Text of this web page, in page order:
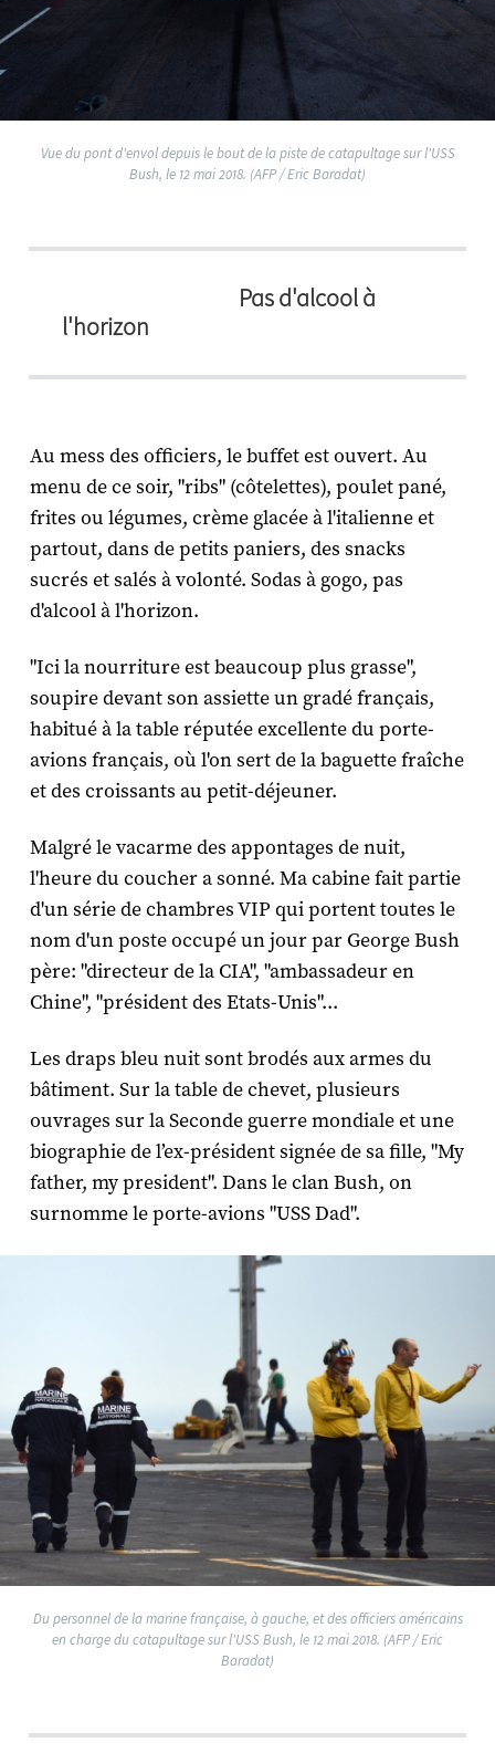
Vue du pont d'envol depuis le bout de la piste de catapultage sur l'USS
Bush, le 12 mai 2018. (AFP / Eric Baradat)
Pas d'alcool à
l'horizon
Au mess des officiers, le buffet est ouvert. Au
menu de ce soir, "ribs" (côtelettes), poulet pané,
frites ou légumes, crème glacée à l'italienne et
partout, dans de petits paniers, des snacks
sucrés et salés à volonté. Sodas à gogo, pas
d'alcool à l'horizon.
"Ici la nourriture est beaucoup plus grasse",
soupire devant son assiette un gradé français,
habitué à la table réputée excellente du porte-
avions français, où l'on sert de la baguette fraîche
et des croissants au petit-déjeuner.
Malgré le vacarme des appontages de nuit,
l'heure du coucher a sonné. Ma cabine fait partie
d'un série de chambres VIP qui portent toutes le
nom d'un poste occupé un jour par George Bush
père: "directeur de la CIA", "ambassadeur en
Chine", "président des Etats-Unis"...
Les draps bleu nuit sont brodés aux armes du
bâtiment. Sur la table de chevet, plusieurs
ouvrages sur la Seconde guerre mondiale et une
biographie de l’ex-président signée de sa fille, "My
father, my president". Dans le clan Bush, on
surnomme le porte-avions "USS Dad".
Du personnel de la marine française, à gauche, et des officiers américains
en charge du catapultage sur l'USS Bush, le 12 mai 2018. (AFP / Eric
Baradat)